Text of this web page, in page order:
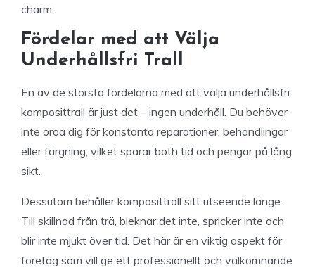
charm.
Fördelar med att Välja
Underhållsfri Trall
En av de största fördelarna med att välja underhållsfri
komposittrall är just det – ingen underhåll. Du behöver
inte oroa dig för konstanta reparationer, behandlingar
eller färgning, vilket sparar both tid och pengar på lång
sikt.
Dessutom behåller komposittrall sitt utseende länge.
Till skillnad från trä, bleknar det inte, spricker inte och
blir inte mjukt över tid. Det här är en viktig aspekt för
företag som vill ge ett professionellt och välkomnande